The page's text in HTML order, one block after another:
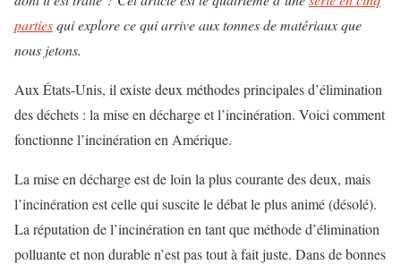
partiesqui explore ce qui arrive aux tonnes de matériaux que
nous jetons.
Aux États-Unis, il existe deux méthodes principales d’élimination
des déchets : la mise en décharge et l’incinération. Voici comment
fonctionne l’incinération en Amérique.
La mise en décharge est de loin la plus courante des deux, mais
l’incinération est celle qui suscite le débat le plus animé (désolé).
La réputation de l’incinération en tant que méthode d’élimination
polluante et non durable n’est pas tout à fait juste. Dans de bonnes